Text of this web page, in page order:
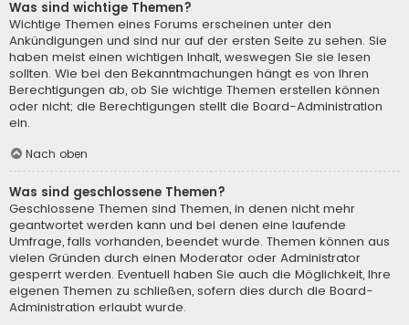
Was sind wichtige Themen?
Wichtige Themen eines Forums erscheinen unter den
Ankündigungen und sind nur auf der ersten Seite zu sehen. Sie
haben meist einen wichtigen Inhalt, weswegen Sie sie lesen
sollten. Wie bei den Bekanntmachungen hängt es von Ihren
Berechtigungen ab, ob Sie wichtige Themen erstellen können
oder nicht; die Berechtigungen stellt die Board-Administration
ein.
Nach oben
Was sind geschlossene Themen?
Geschlossene Themen sind Themen, in denen nicht mehr
geantwortet werden kann und bei denen eine laufende
Umfrage, falls vorhanden, beendet wurde. Themen können aus
vielen Gründen durch einen Moderator oder Administrator
gesperrt werden. Eventuell haben Sie auch die Möglichkeit, Ihre
eigenen Themen zu schließen, sofern dies durch die Board-
Administration erlaubt wurde.